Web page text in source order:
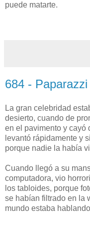
puede matarte.
684 - Paparazzi
La gran celebridad
desierto, cuando de
en el pavimento y cayó
levantó rápidamente y
porque nadie la había
Cuando llegó a su
computadora, vio
los tabloides, porque
se habían filtrado en la
mundo estaba